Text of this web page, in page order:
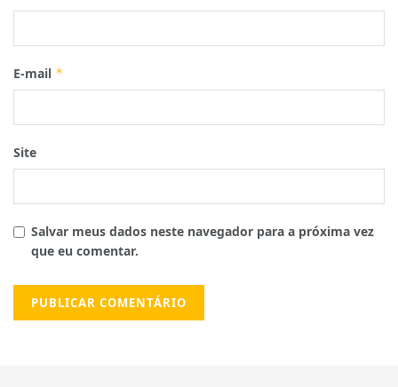
E-mail *
Site
Salvar meus dados neste navegador para a próxima vez
que eu comentar.